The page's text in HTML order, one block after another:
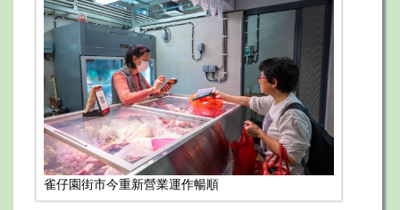
雀仔園街市今重新營業運作暢順